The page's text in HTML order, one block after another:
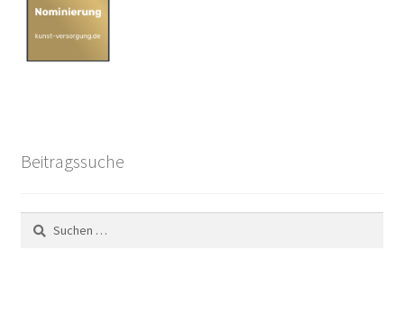
Beitragssuche
Suchen
nach: